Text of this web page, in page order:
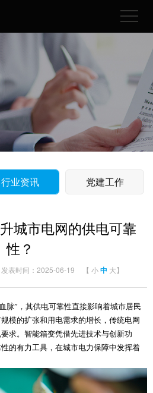
行业资讯 党建工作
城市电网的供电可靠
性？
发表时间：2025-06-19 【 小 中 大】
脉”，其供电可靠性直接影响着城市居民
模的扩张和用电需求的增长，传统电网
求。智能箱变凭借先进技术与创新功
的有力工具，在城市电力保障中发挥着